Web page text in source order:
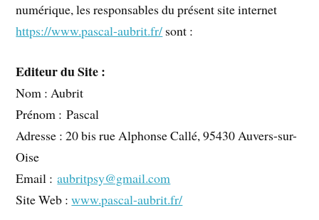
numérique, les responsables du présent site internet
https://www.pascal-aubrit.fr/ sont :
Editeur du Site :
Nom : Aubrit
Prénom : Pascal
Adresse : 20 bis rue Alphonse Callé, 95430 Auvers-sur-
Oise
Email :aubritpsy@gmail.com
Site Web :www.pascal-aubrit.fr/